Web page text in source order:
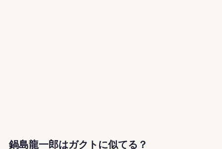
鍋島龍一郎はガクトに似てる？